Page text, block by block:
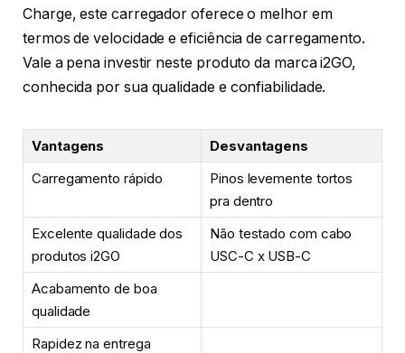
Charge, este carregador oferece o melhor em
termos de velocidade e eficiência de carregamento.
Vale a pena investir neste produto da marca i2GO,
conhecida por sua qualidade e confiabilidade.
Vantagens
Desvantagens
Carregamento rápido
Pinos levemente tortos
pra dentro
Excelente qualidade dos
produtos i2GO
Não testado com cabo
USC-C x USB-C
Acabamento de boa
qualidade
Rapidez na entrega